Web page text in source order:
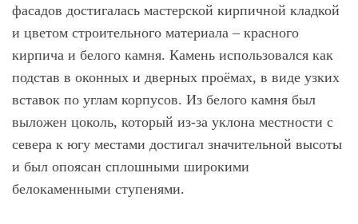
фасадов достигалась мастерской кирпичной кладкой
и цветом строительного материала – красного
кирпича и белого камня. Камень использовался как
подстав в оконных и дверных проёмах, в виде узких
вставок по углам корпусов. Из белого камня был
выложен цоколь, который из-за уклона местности с
севера к югу местами достигал значительной высоты
и был опоясан сплошными широкими
белокаменными ступенями.